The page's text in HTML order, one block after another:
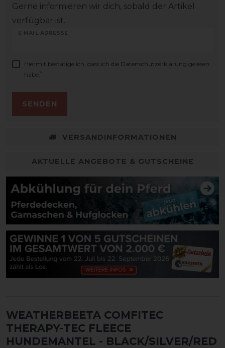
Gerne informieren wir dich, sobald der Artikel
verfügbar ist.
E-MAIL-ADRESSE
Hiermit bestätige ich, dass ich die Daten­schutz­erklärung gelesen
habe. *
SENDEN
VERSANDINFORMATIONEN
AKTUELLE ANGEBOTE & GUTSCHEINE
WEATHERBEETA COMFITEC
THERAPY-TEC FLEECE
HUNDEMANTEL - BLACK/SILVER/RED